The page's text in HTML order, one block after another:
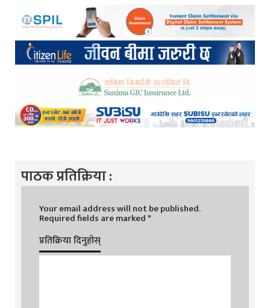
पाठक प्रतिक्रिया :
Your email address will not be published.
Required fields are marked*
प्रतिक्रिया दिनुहोस्